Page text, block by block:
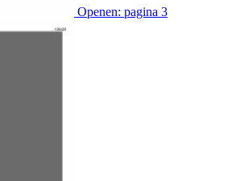
Openen: pagina 3